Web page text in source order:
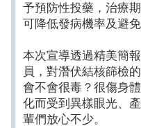
予預防性投藥，治療
可降低發病機率及避免
本次宣導透過精美簡
員，對潛伏結核篩檢
會不會很毒？很傷身
化而受到異樣眼光、
輩們放心不少。